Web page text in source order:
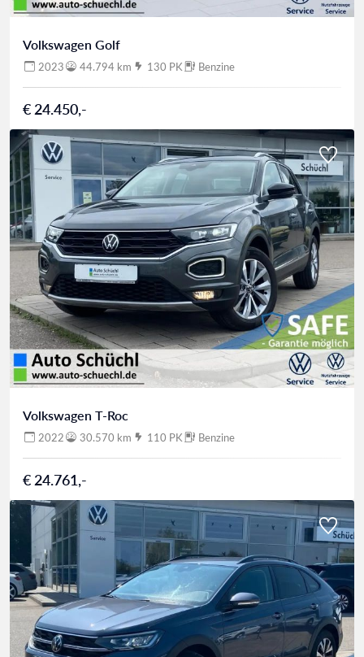
Volkswagen Golf
2023 44.794 km 130 PK Benzine
€ 24.450,-
Volkswagen T-Roc
2022 30.570 km 110 PK Benzine
€ 24.761,-